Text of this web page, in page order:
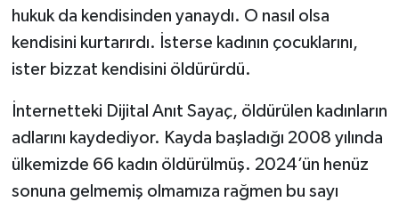
hukuk da kendisinden yanaydı. O nasıl olsa
kendisini kurtarırdı. İsterse kadının çocuklarını,
ister bizzat kendisini öldürürdü.
İnternetteki Dijital Anıt Sayaç, öldürülen kadınların
adlarını kaydediyor. Kayda başladığı 2008 yılında
ülkemizde 66 kadın öldürülmüş. 2024’ün henüz
sonuna gelmemiş olmamıza rağmen bu sayı